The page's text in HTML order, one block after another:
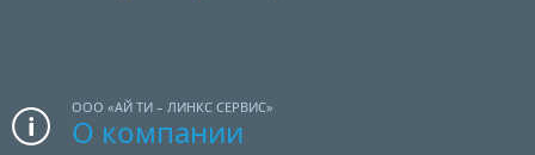
ООО «АЙ ТИ – ЛИНКС СЕРВИС»
О компании